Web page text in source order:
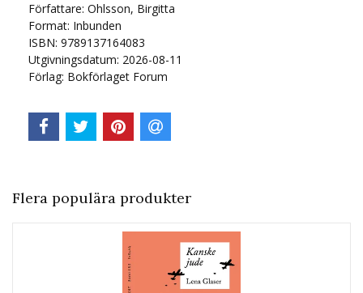
Författare: Ohlsson, Birgitta
Format: Inbunden
ISBN: 9789137164083
Utgivningsdatum: 2026-08-11
Förlag: Bokförlaget Forum
Flera populära produkter